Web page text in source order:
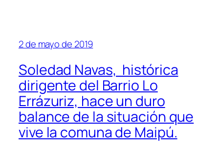
2 de mayo de 2019
Soledad Navas, histórica
dirigente del Barrio Lo
Errázuriz, hace un duro
balance de la situación que
vive la comuna de Maipú.